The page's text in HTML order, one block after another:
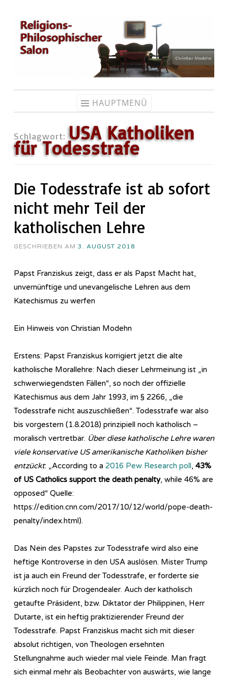
Zum
Inhalt
springen
HAUPTMENÜ
Schlagwort:USA Katholiken
für Todesstrafe
Die Todesstrafe ist ab sofort
nicht mehr Teil der
katholischen Lehre
GESCHRIEBEN AM 3. AUGUST 2018
Papst Franziskus zeigt, dass er als Papst Macht hat,
unvernünftige und unevangelische Lehren aus dem
Katechismus zu werfen
Ein Hinweis von Christian Modehn
Erstens: Papst Franziskus korrigiert jetzt die alte
katholische Morallehre: Nach dieser Lehrmeinung ist „in
schwerwiegendsten Fällen“, so noch der offizielle
Katechismus aus dem Jahr 1993, im § 2266, „die
Todesstrafe nicht auszuschließen“. Todesstrafe war also
bis vorgestern (1.8.2018) prinzipiell noch katholisch –
moralisch vertretbar. Über diese katholische Lehre waren
viele konservative US amerikanische Katholiken bisher
entzückt: „According to a 2016 Pew Research poll, 43%
of US Catholics support the death penalty, while 46% are
opposed“ Quelle:
https://edition.cnn.com/2017/10/12/world/pope-death-
penalty/index.html).
Das Nein des Papstes zur Todesstrafe wird also eine
heftige Kontroverse in den USA auslösen. Mister Trump
ist ja auch ein Freund der Todesstrafe, er forderte sie
kürzlich noch für Drogendealer. Auch der katholisch
getaufte Präsident, bzw. Diktator der Philippinen, Herr
Dutarte, ist ein heftig praktizierender Freund der
Todesstrafe. Papst Franziskus macht sich mit dieser
absolut richtigen, von Theologen ersehnten
Stellungnahme auch wieder mal viele Feinde. Man fragt
sich einmal mehr als Beobachter von auswärts, wie lange